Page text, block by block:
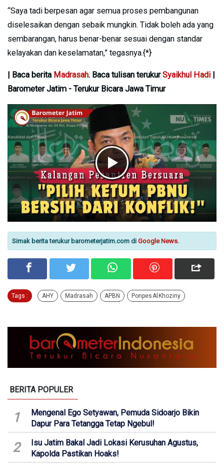
“Saya tadi berpesan agar semua proses pembangunan
diselesaikan dengan sebaik mungkin. Tidak boleh ada yang
sembarangan, harus benar-benar sesuai dengan standar
kelayakan dan keselamatan,” tegasnya.{*}
| Baca berita Madrasah. Baca tulisan terukurSyaikhul Hadi |
Barometer Jatim - Terukur Bicara Jawa Timur
Simak berita terukur barometerjatim.com di Google News.
Tags : AHY Madrasah APBN Ponpes Al Khoziny
BERITA POPULER
1
Mengenal Ego Setyawan, Pemuda Sidoarjo Bikin
Dapur Para Tetangga Tetap Ngebul!
2
Isu Jatim Bakal Jadi Lokasi Kerusuhan Agustus,
Kapolda Pastikan Hoaks!